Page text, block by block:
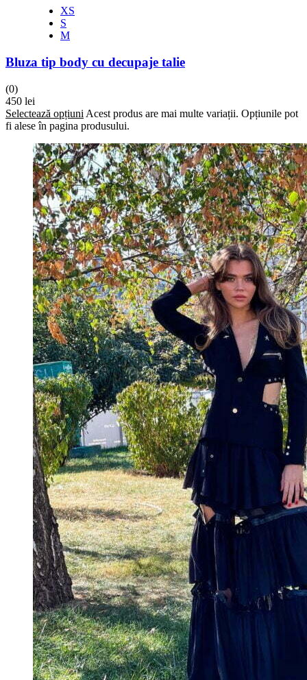
XS
S
M
Bluza tip body cu decupaje talie
(0)
450 lei
Selectează opțiuni Acest produs are mai multe variații. Opțiunile pot
fi alese în pagina produsului.